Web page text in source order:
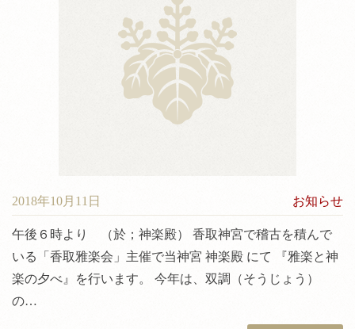
神前結婚式
神前結婚式について
境内案内
2018年10月11日 お知らせ
午後６時より （於；神楽殿） 香取神宮で稽古を積んで
いる「香取雅楽会」主催で当神宮 神楽殿 にて 『雅楽と神
楽の夕べ』を行います。 今年は、双調（そうじょう）
の…